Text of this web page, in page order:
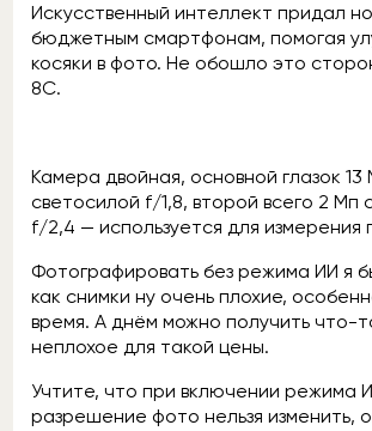
Искусственный интеллект придал
бюджетным смартфонам, помогая
косяки в фото. Не обошло это
8C.
Камера двойная, основной глазок 13
светосилой f/1,8, второй всего 2 Мп
f/2,4 — используется для измерения
Фотографировать без режима ИИ я
как снимки ну очень плохие,
время. А днём можно получить что-
неплохое для такой цены.
Учтите, что при включении режима
разрешение фото нельзя изменить,